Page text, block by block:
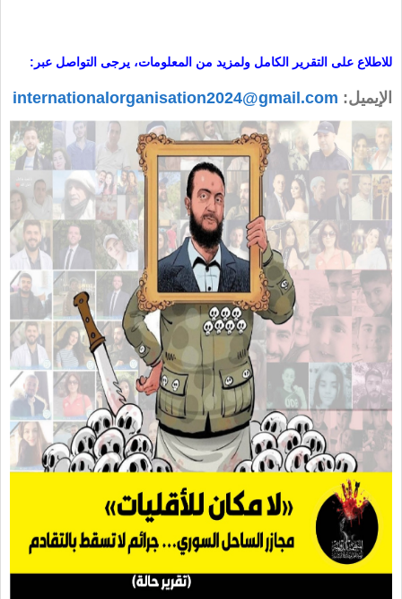
للاطلاع على التقرير الكامل ولمزيد من المعلومات، يرجى التواصل عبر :
الإيميل: internationalorganisation2024@gmail.com